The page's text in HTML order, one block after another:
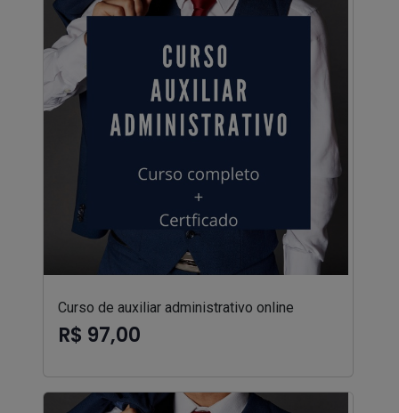
Curso de auxiliar administrativo online
R$ 97,00